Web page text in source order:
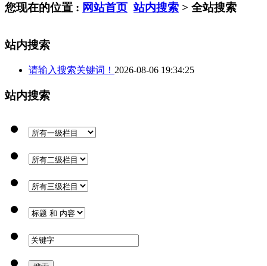
您现在的位置 : 网站首页 站内搜索 > 全站搜索
站内搜索
请输入搜索关键词！ 2026-08-06 19:34:25
站内搜索